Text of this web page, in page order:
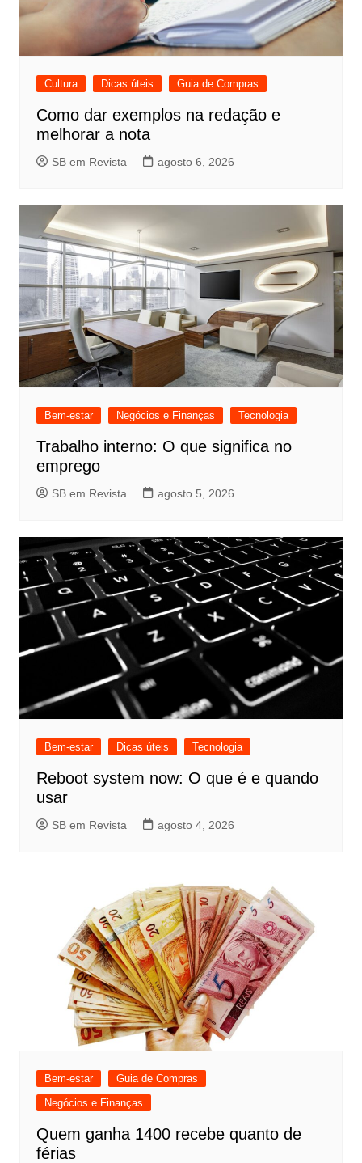
Cultura Dicas úteis Guia de Compras
Como dar exemplos na redação e
melhorar a nota
SB em Revista agosto 6, 2026
Bem-estar Negócios e Finanças Tecnologia
Trabalho interno: O que significa no
emprego
SB em Revista agosto 5, 2026
Bem-estar Dicas úteis Tecnologia
Reboot system now: O que é e quando
usar
SB em Revista agosto 4, 2026
Bem-estar
Guia de Compras
Negócios e Finanças
Quem ganha 1400 recebe quanto de
férias